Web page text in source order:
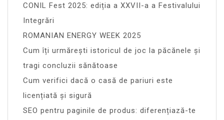
CONIL Fest 2025: ediția a XXVII-a a Festivalului
Integrări
ROMANIAN ENERGY WEEK 2025
Cum îți urmărești istoricul de joc la păcănele și
tragi concluzii sănătoase
Cum verifici dacă o casă de pariuri este
licențiată și sigură
SEO pentru paginile de produs: diferențiază-te